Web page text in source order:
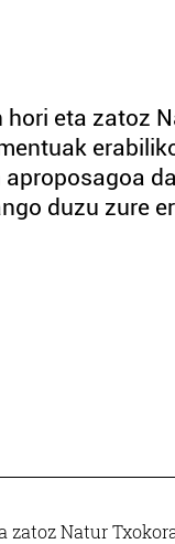
eta zatoz
duzu zure
zatoz Natur